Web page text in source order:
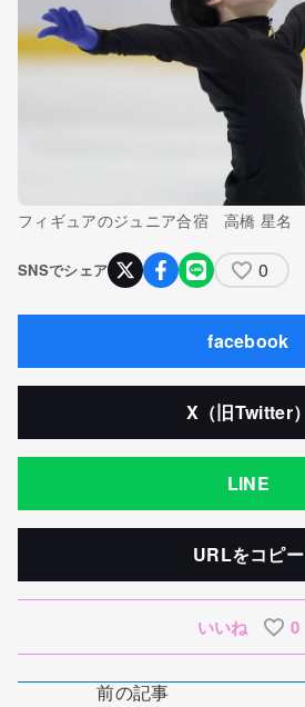
フィギュアのジュニア合宿 高橋 星名
SNSでシェア 0
facebook
X（旧Twitter）
LINE
URLをコピー
いいね 0
前の記事